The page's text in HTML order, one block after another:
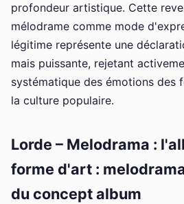
profondeur artistique. Cette
mélodrame comme mode
légitime représente une
mais puissante, rejetant
systématique des émotions des
la culture populaire.
Lorde – Melodrama :
forme d'art :
du concept album